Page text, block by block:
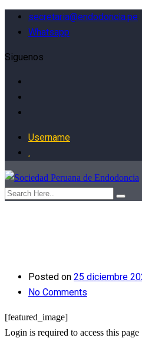
secretaria@endodoncia.pe
Whatsapp
Siguenos
Username
.
Posted on 25 diciembre
No Comments
[featured_image]
Login is required to access this page